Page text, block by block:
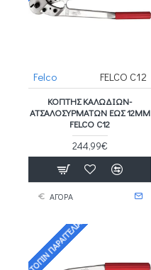
Felco FELCO C12
ΚΌΠΤΗΣ ΚΑΛΩΔΊΩΝ-
ΑΤΣΑΛΟΣΥΡΜΆΤΩΝ ΈΩΣ 12MM
FELCO C12
244,99€
ΑΓΟΡΑ
ΚΑΤΌΠΙΝ ΠΑΡΑΓΓΕΛΊΑΣ